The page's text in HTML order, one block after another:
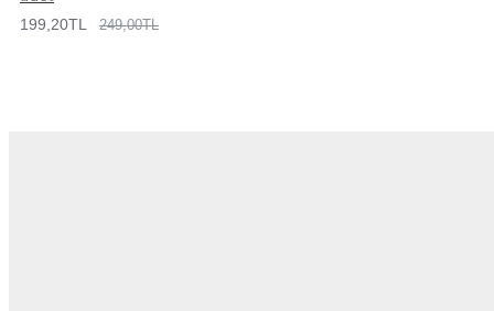
199,20TL 249,00TL